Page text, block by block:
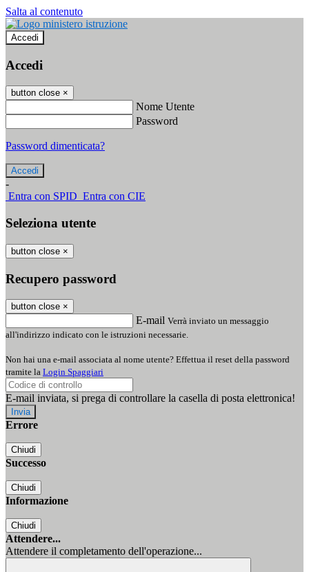
Salta al contenuto
Accedi
Accedi
button close ×
Nome Utente
Password
Password dimenticata?
-
Entra con SPID Entra con CIE
Seleziona utente
button close ×
Recupero password
button close ×
E-mail Verrà inviato un messaggio
all'indirizzo indicato con le istruzioni necessarie.
Non hai una e-mail associata al nome utente? Effettua il reset della password
tramite la Login Spaggiari
E-mail inviata, si prega di controllare la casella di posta elettronica!
Errore
Chiudi
Successo
Chiudi
Informazione
Chiudi
Attendere...
Attendere il completamento dell'operazione...